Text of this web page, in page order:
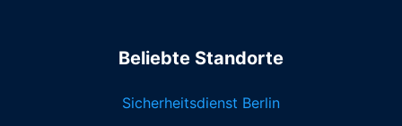
Beliebte Standorte
Sicherheitsdienst Berlin